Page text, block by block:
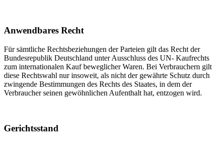
Anwendbares Recht
Für sämtliche Rechtsbeziehungen der Parteien gilt das Recht der
Bundesrepublik Deutschland unter Ausschluss des UN- Kaufrechts
zum internationalen Kauf beweglicher Waren. Bei Verbrauchern gilt
diese Rechtswahl nur insoweit, als nicht der gewährte Schutz durch
zwingende Bestimmungen des Rechts des Staates, in dem der
Verbraucher seinen gewöhnlichen Aufenthalt hat, entzogen wird.
Gerichtsstand